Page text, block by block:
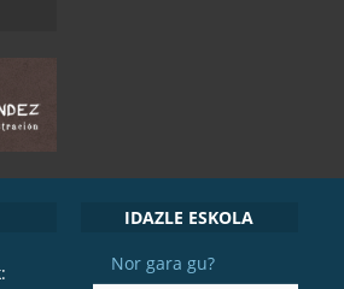
IDAZLE ESKOLA
Nor gara gu?